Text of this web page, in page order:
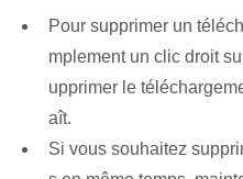
Pour supprimer un
mplement un clic droit
upprimer le
aît.
Si vous souhaitez